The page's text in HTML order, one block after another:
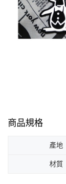
商品規格
產地
材質